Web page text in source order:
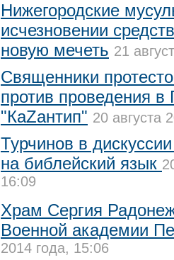
Нижегородские
исчезновении
новую мечеть 21
Священники
против проведения в
"КаZантип" 20 августа
Турчинов в
на библейский язык
16:09
Храм Сергия
Военной академии
2014 года, 15:06